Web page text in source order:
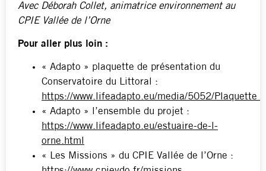
Avec Déborah Collet, animatrice environnement au
CPIE Vallée de l’Orne
Pour aller plus loin :
« Adapto » plaquette de présentation du
Conservatoire du Littoral :
https://www.lifeadapto.eu/media/5052/
« Adapto » l’ensemble du projet :
https://www.lifeadapto.eu/estuaire-de-l-
orne.html
« Les Missions » du CPIE Vallée de l’Orne :